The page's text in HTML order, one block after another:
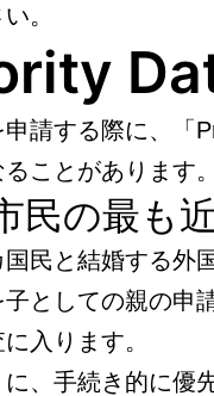
。
申請する際に、「
ことがあります。
民の最も
国民と結婚する外
子としての親の申
入ります。
に、手続き的に優